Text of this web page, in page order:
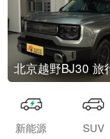
北京越野BJ30 旅
新能源 SUV